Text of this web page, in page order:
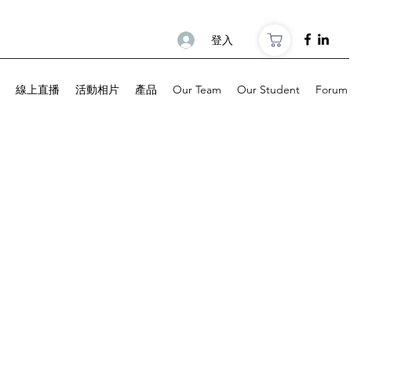
登入
線上直播 活動相片 產品 Our Team Our Student Forum